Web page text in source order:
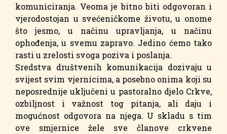
komuniciranja. Veoma je bitno biti odgovoran i
vjerodostojan u svećeničkome životu, u onome
što jesmo, u načinu upravljanja, u načinu
ophođenja, u svemu zapravo. Jedino ćemo tako
rasti u zrelosti svoga poziva i poslanja.
Sredstva društvenih komunikacija dozivaju u
svijest svim vjernicima, a posebno onima koji su
neposrednije uključeni u pastoralno djelo Crkve,
ozbiljnost i važnost tog pitanja, ali daju i
mogućnost odgovora na njega. U skladu s tim
ove smjernice žele sve članove crkvene